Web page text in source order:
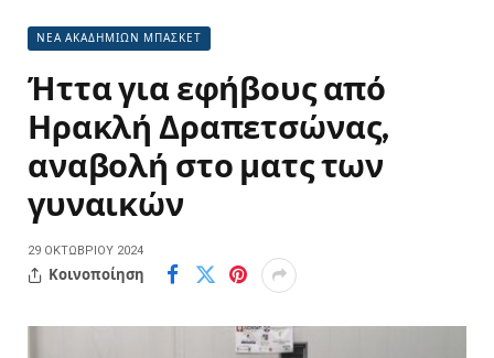
ΝΕΑ ΑΚΑΔΗΜΙΩΝ ΜΠΑΣΚΕΤ
Ήττα για εφήβους από
Ηρακλή Δραπετσώνας,
αναβολή στο ματς των
γυναικών
29 ΟΚΤΩΒΡΊΟΥ 2024
Κοινοποίηση